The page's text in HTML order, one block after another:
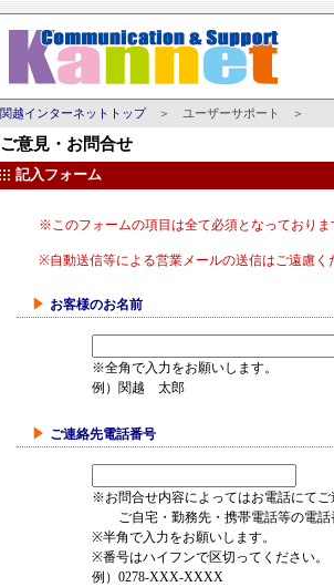
関越インターネットトップ ＞ ユーザーサポート ＞
ご意見・お問合せ
記入フォーム
※このフォームの項目は全て必須となっておりま
※自動送信等による営業メールの送信はご遠慮く
お客様のお名前
※全角で入力をお願いします。
例）関越 太郎
ご連絡先電話番号
※お問合せ内容によってはお電話にて
ご自宅・勤務先・携帯電話等の電話
※半角で入力をお願いします。
※番号はハイフンで区切ってください。
例）0278-XXX-XXXX